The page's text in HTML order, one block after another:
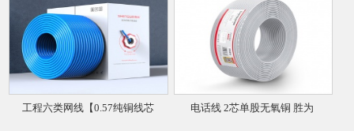
工程六类网线【0.57纯铜线芯 电话线 2芯单股无氧铜 胜为